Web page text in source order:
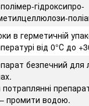
гідроксипро-
в герметичній
від 0°С до
безпечний для
– промити водою.